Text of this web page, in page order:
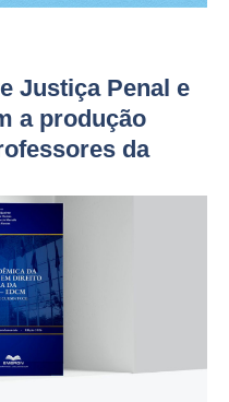
Justiça Penal e
a produção
da